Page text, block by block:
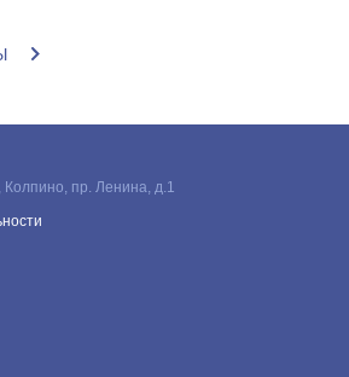
Колпино, пр. Ленина, д.1